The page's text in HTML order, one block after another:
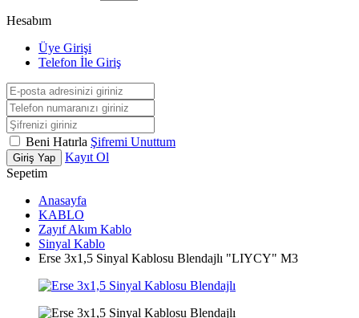
Hesabım
Üye Girişi
Telefon İle Giriş
Beni Hatırla Şifremi Unuttum
Giriş Yap
Kayıt Ol
Sepetim
Anasayfa
KABLO
Zayıf Akım Kablo
Sinyal Kablo
Erse 3x1,5 Sinyal Kablosu Blendajlı "LIYCY" M3